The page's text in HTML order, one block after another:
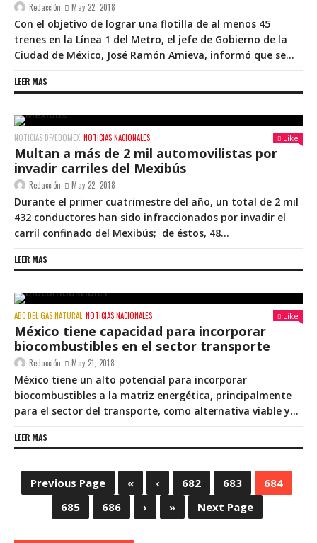
Redacción May 22, 2018
Con el objetivo de lograr una flotilla de al menos 45
trenes en la Línea 1 del Metro, el jefe de Gobierno de la
Ciudad de México, José Ramón Amieva, informó que se...
LEER MAS
NOTICIAS DF/EDOMEX NOTICIAS NACIONALES Like
Multan a más de 2 mil automovilistas por
invadir carriles del Mexibús
Redacción May 22, 2018
Durante el primer cuatrimestre del año, un total de 2 mil
432 conductores han sido infraccionados por invadir el
carril confinado del Mexibús; de éstos, 48...
LEER MAS
ABC DEL GAS NATURAL NOTICIAS NACIONALES Like
México tiene capacidad para incorporar
biocombustibles en el sector transporte
Redacción May 21, 2018
México tiene un alto potencial para incorporar
biocombustibles a la matriz energética, principalmente
para el sector del transporte, como alternativa viable y...
LEER MAS
Previous Page « ‹ 682 683
684
685
686 › » Next Page